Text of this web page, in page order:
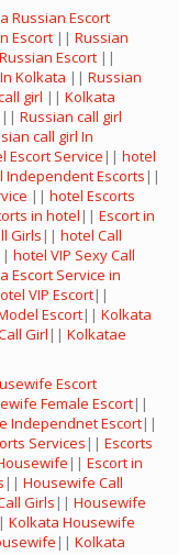
Russian Escort
Escort || Russian
Escort ||
Kolkata || Russian
girl || Kolkata
|| Russian call girl
call girl In
Escort Service || hotel
Independent Escorts ||
|| hotel Escorts
in hotel || Escort in
Girls || hotel Call
hotel VIP Sexy Call
Escort Service in
VIP Escort||
Escort|| Kolkata
Girl || Kolkatae
Escort
Female Escort||
Independnet Escort||
Services || Escorts
|| Escort in
|| Housewife Call
Girls || Housewife
Kolkata Housewife
|| Kolkata